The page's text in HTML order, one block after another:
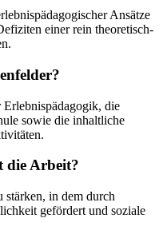
Ansätze
einer rein theoretisch-
die
sowie die inhaltliche
die Arbeit?
stärken, in dem durch
gefördert und soziale